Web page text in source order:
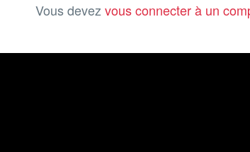
Vous devezvous connecter à un